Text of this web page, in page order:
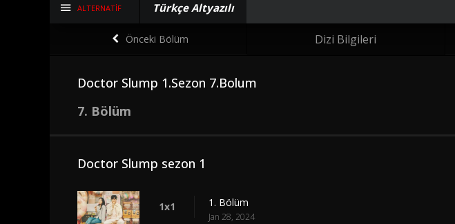
ALTERNATIF Türkçe Altyazılı
Önceki Bölüm Dizi Bilgileri
Doctor Slump 1.Sezon 7.Bolum
7. Bölüm
Doctor Slump sezon 1
1x1 1. Bölüm
Jan 28, 2024